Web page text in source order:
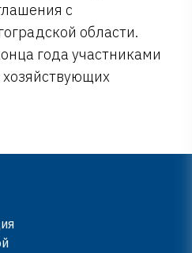
с
области.
года участниками
хозяйствующих